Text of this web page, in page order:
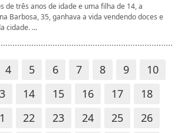
de três anos de idade e uma filha de 14, a
Barbosa, 35, ganhava a vida vendendo doces e
cidade. ...
4 5 6 7 8 9
10
14 15 16 17
18
22 23 24 25
26